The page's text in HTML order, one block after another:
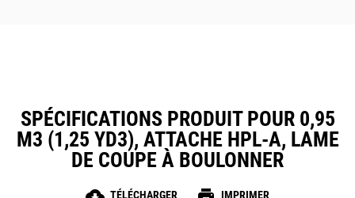
SPÉCIFICATIONS PRODUIT POUR 0,95
M3 (1,25 YD3), ATTACHE HPL-A, LAME
DE COUPE À BOULONNER
TÉLÉCHARGER IMPRIMER